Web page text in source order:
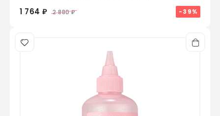
1 764 ₽ 2 880 ₽ -39%